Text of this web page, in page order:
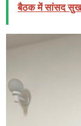
बैठक में सांसद